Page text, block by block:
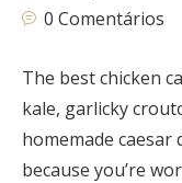
0 Comentários
The best chicken
kale, garlicky
homemade caesar
because you’re